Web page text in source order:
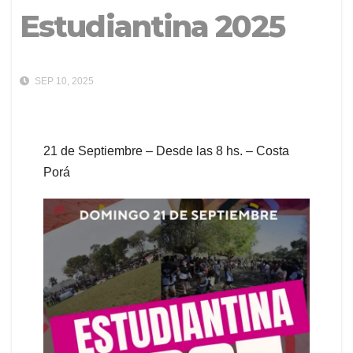
Estudiantina 2025
SEP 10, 2025
21 de Septiembre – Desde las 8 hs. – Costa
Porá